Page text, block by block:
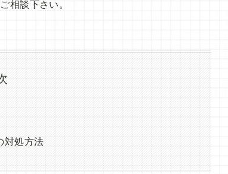
相談下さい。
対処方法